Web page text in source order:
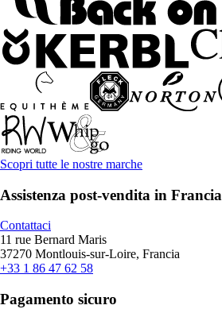
Scopri tutte le nostre marche
Assistenza post-vendita in Francia
Contattaci
11 rue Bernard Maris
37270 Montlouis-sur-Loire, Francia
+33 1 86 47 62 58
Pagamento sicuro